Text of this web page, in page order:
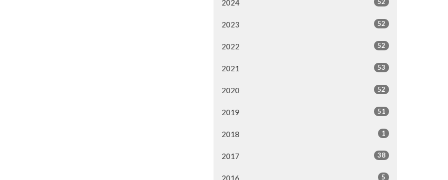
2024
2023 52
2022 52
2021 53
2020 52
2019 51
2018 1
2017 38
2016 5